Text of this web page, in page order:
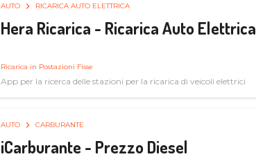
AUTO RICARICA AUTO ELETTRICA
Hera Ricarica - Ricarica Auto Elettrica
Ricarica in Postazioni Fisse
App per la ricerca delle stazioni per la ricarica di veicoli elettrici
AUTO CARBURANTE
iCarburante - Prezzo Diesel